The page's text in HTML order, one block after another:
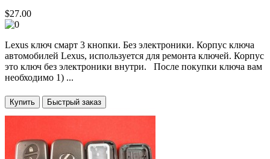
$27.00
Lexus ключ смарт 3 кнопки. Без электроники. Корпус ключа
автомобилей Lexus, используется для ремонта ключей. Корпус
это ключ без электроники внутри. После покупки ключа вам
необходимо 1) ...
Купить